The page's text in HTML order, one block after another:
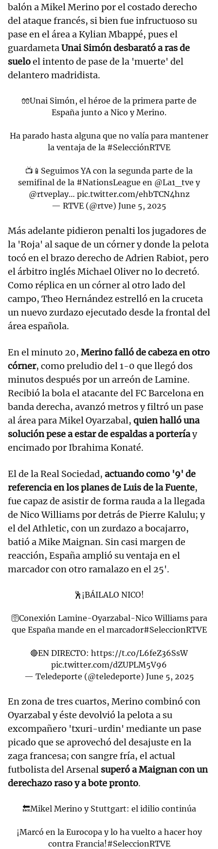
balón a Mikel Merino por el costado derecho
del ataque francés, si bien fue infructuoso su
pase en el área a Kylian Mbappé, pues el
guardametaUnai Simón desbarató a ras de
sueloel intento de pase de la 'muerte' del
delantero madridista.
🧤Unai Simón, el héroe de la primera parte de
España junto a Nico y Merino.
Ha parado hasta alguna que no valía para mantener
la ventaja de la #SelecciónRTVE
📺📱Seguimos YA con la segunda parte de la
semifinal de la #NationsLeague en @La1_tve y
@rtveplay… pic.twitter.com/ehbTCN4hnz
— RTVE (@rtve) June 5, 2025
Más adelante pidieron penalti los jugadores de
la 'Roja' al saque de un córner y donde la pelota
tocó en el brazo derecho de Adrien Rabiot, pero
el árbitro inglés Michael Oliver no lo decretó.
Como réplica en un córner al otro lado del
campo, Theo Hernández estrelló en la cruceta
un nuevo zurdazo ejecutado desde la frontal del
área española.
En el minuto 20, Merino falló de cabeza en otro
córner, como preludio del 1-0 que llegó dos
minutos después por un arreón de Lamine.
Recibió la bola el atacante del FC Barcelona en
banda derecha, avanzó metros y filtró un pase
al área para Mikel Oyarzabal, quien halló una
solución pese a estar de espaldas a porteríay
encimado por Ibrahima Konaté.
El de la Real Sociedad, actuando como '9' de
referencia en los planes de Luis de la Fuente,
fue capaz de asistir de forma rauda a la llegada
de Nico Williams por detrás de Pierre Kalulu; y
el del Athletic, con un zurdazo a bocajarro,
batió a Mike Maignan. Sin casi margen de
reacción, España amplió su ventaja en el
marcador con otro ramalazo en el 25'.
🕺¡BÁILALO NICO!
🛜Conexión Lamine-Oyarzabal-Nico Williams para
que España mande en el marcador#SeleccionRTVE
🔴EN DIRECTO: https://t.co/L6feZ36SsW
pic.twitter.com/dZUPLM5V96
— Teledeporte (@teledeporte) June 5, 2025
En zona de tres cuartos, Merino combinó con
Oyarzabal y éste devolvió la pelota a su
excompañero 'txuri-urdin' mediante un pase
picado que se aprovechó del desajuste en la
zaga francesa; con sangre fría, el actual
futbolista del Arsenal superó a Maignan con un
derechazo raso y a bote pronto.
🔙Mikel Merino y Stuttgart: el idilio continúa
¡Marcó en la Eurocopa y lo ha vuelto a hacer hoy
contra Francia!#SeleccionRTVE